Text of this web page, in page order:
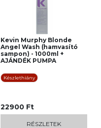
Kevin Murphy Blonde
Angel Wash (hamvasító
sampon) - 1000ml +
AJÁNDÉK PUMPA
Készlethiány
22900 Ft
RÉSZLETEK